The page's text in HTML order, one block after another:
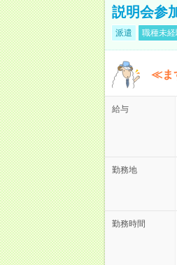
説明会参
派遣 職種未経
≪ま
給与
勤務地
勤務時間